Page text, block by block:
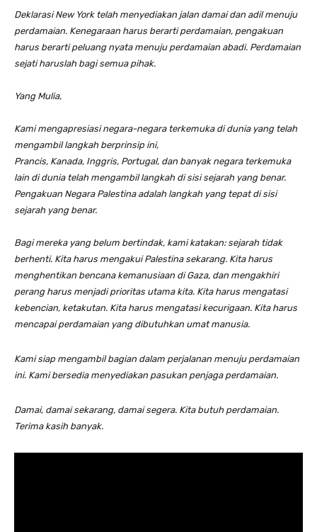
Deklarasi New York telah menyediakan jalan damai dan adil menuju
perdamaian. Kenegaraan harus berarti perdamaian, pengakuan
harus berarti peluang nyata menuju perdamaian abadi. Perdamaian
sejati haruslah bagi semua pihak.
Yang Mulia,
Kami mengapresiasi negara-negara terkemuka di dunia yang telah
mengambil langkah berprinsip ini,
Prancis, Kanada, Inggris, Portugal, dan banyak negara terkemuka
lain di dunia telah mengambil langkah di sisi sejarah yang benar.
Pengakuan Negara Palestina adalah langkah yang tepat di sisi
sejarah yang benar.
Bagi mereka yang belum bertindak, kami katakan: sejarah tidak
berhenti. Kita harus mengakui Palestina sekarang. Kita harus
menghentikan bencana kemanusiaan di Gaza, dan mengakhiri
perang harus menjadi prioritas utama kita. Kita harus mengatasi
kebencian, ketakutan. Kita harus mengatasi kecurigaan. Kita harus
mencapai perdamaian yang dibutuhkan umat manusia.
Kami siap mengambil bagian dalam perjalanan menuju perdamaian
ini. Kami bersedia menyediakan pasukan penjaga perdamaian.
Damai, damai sekarang, damai segera. Kita butuh perdamaian.
Terima kasih banyak.